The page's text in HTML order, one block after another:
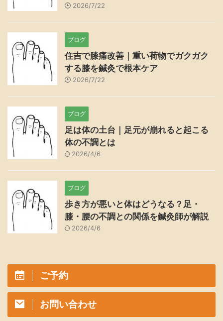
2026/7/22
ブログ
住吉で膝痛改善｜重い荷物でガクガク
する膝を鍼灸で根本ケア
2026/7/22
ブログ
足は体の土台｜足元が崩れると起こる
体の不調とは
2026/4/6
ブログ
歩き方が悪いと体はどうなる？足・
膝・腰の不調との関係を鍼灸師が解説
2026/4/6
ご予約
お問い合わせ